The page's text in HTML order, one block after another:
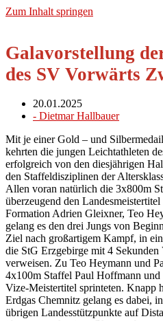
Zum Inhalt springen
Galavorstellung
des SV Vorwärts
20.01.2025
- Dietmar Hallbauer
Mit je einer Gold – und
kehrten die jungen Leichtathleten
erfolgreich von den diesjährigen
den Staffeldisziplinen der
Allen voran natürlich die 3x800m
überzeugend den
Formation Adrien Gleixner, Teo
gelang es den drei Jungs von
Ziel nach großartigem Kampf, in
die StG Erzgebirge mit 4 Sekunden
verweisen. Zu Teo Heymann und
4x100m Staffel Paul Hoffmann
Vize-Meistertitel sprinteten. Knapp
Erdgas Chemnitz gelang es dabei,
übrigen Landesstützpunkte auf